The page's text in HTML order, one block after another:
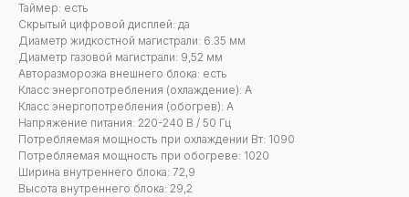
Таймер: есть
Скрытый цифровой дисплей: да
Диаметр жидкостной магистрали: 6.35 мм
Диаметр газовой магистрали: 9,52 мм
Авторазморозка внешнего блока: есть
Класс энергопотребления (охлаждение): А
Класс энергопотребления (обогрев): А
Напряжение питания: 220-240 В / 50 Гц
Потребляемая мощность при охлаждении Вт: 1090
Потребляемая мощность при обогреве: 1020
Ширина внутреннего блока: 72,9
Высота внутреннего блока: 29,2